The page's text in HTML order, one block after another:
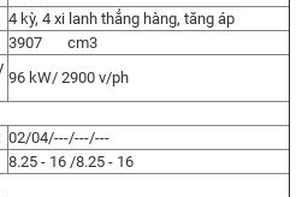
4 kỳ, 4 xi lanh thẳng hàng, tăng áp
3907 cm3
96 kW/ 2900 v/ph
02/04/---/---/---
8.25 - 16 /8.25 - 16